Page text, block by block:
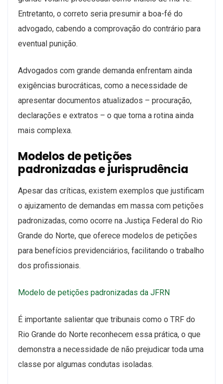
Entretanto, o correto seria presumir a boa-fé do
advogado, cabendo a comprovação do contrário para
eventual punição.
Advogados com grande demanda enfrentam ainda
exigências burocráticas, como a necessidade de
apresentar documentos atualizados – procuração,
declarações e extratos – o que torna a rotina ainda
mais complexa.
Modelos de petições
padronizadas e jurisprudência
Apesar das críticas, existem exemplos que justificam
o ajuizamento de demandas em massa com petições
padronizadas, como ocorre na Justiça Federal do Rio
Grande do Norte, que oferece modelos de petições
para benefícios previdenciários, facilitando o trabalho
dos profissionais.
Modelo de petições padronizadas da JFRN
É importante salientar que tribunais como o TRF do
Rio Grande do Norte reconhecem essa prática, o que
demonstra a necessidade de não prejudicar toda uma
classe por algumas condutas isoladas.